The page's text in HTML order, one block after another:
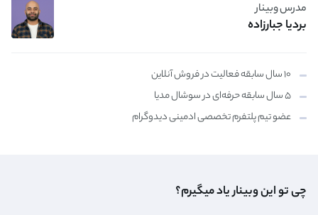
مدرس وبینار
بردیا جبارزاده
۱۰ سال سابقه فعالیت در فروش آنلاین
۵ سال سابقه حرفه‌ای در سوشال مدیا
عضو تیم پلتفرم تخصصی ادمینی دیدوگرام
چی تو این وبینار یاد میگیرم؟